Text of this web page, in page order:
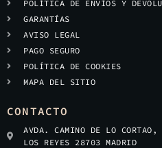
POLÍTICA DE ENVÍOS Y
GARANTÍAS
AVISO LEGAL
PAGO SEGURO
POLÍTICA DE COOKIES
MAPA DEL SITIO
CONTACTO
AVDA. CAMINO DE LO
LOS REYES 28703 MADRID